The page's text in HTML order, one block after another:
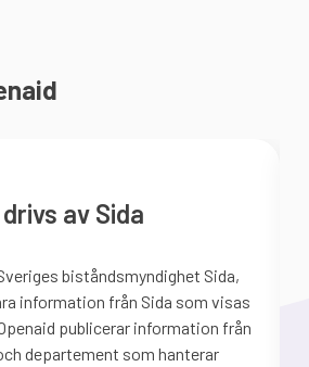
av Sida
biståndsmyndighet Sida,
information från Sida som visas
publicerar information från
departement som hanterar